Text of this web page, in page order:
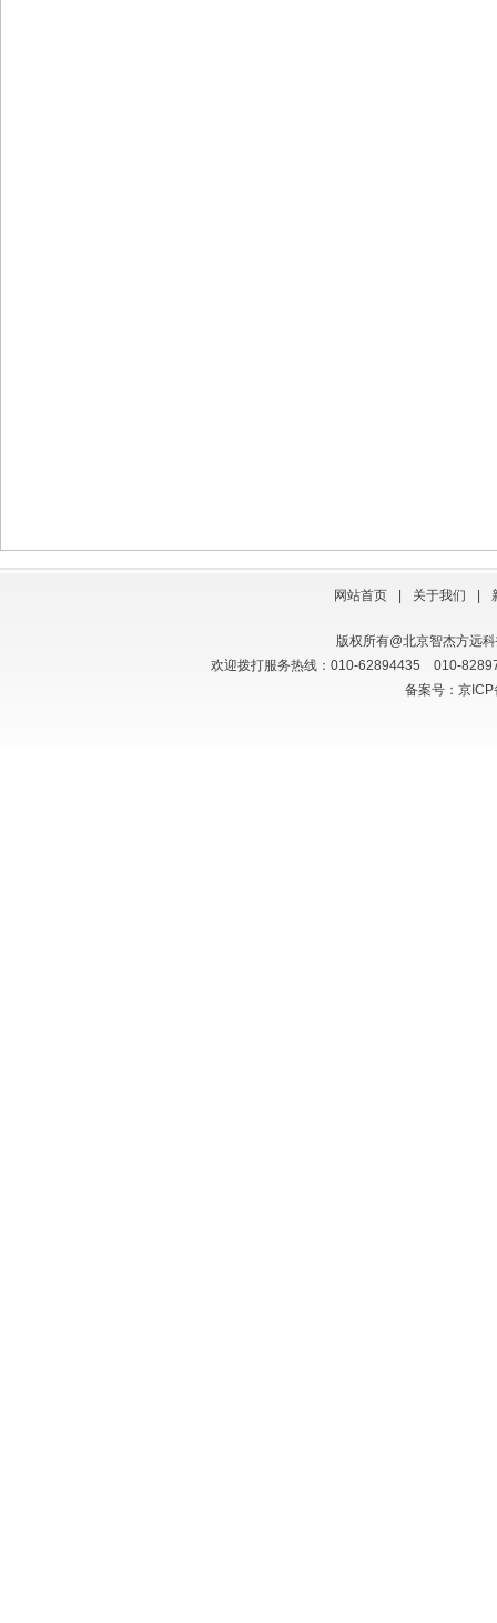
网站首页 关于我们
版权所有@北京智杰方
欢迎拨打服务热线：010-62894435 010-
备案号：京